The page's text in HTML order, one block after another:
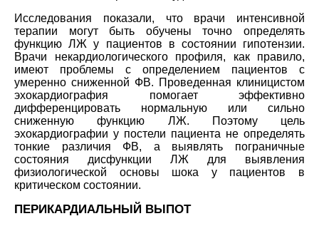
Исследования показали, что врачи интенсивной
терапии могут быть обучены точно определять
функцию ЛЖ у пациентов в состоянии гипотензии.
Врачи некардиологического профиля, как правило,
имеют проблемы с определением пациентов с
умеренно сниженной ФВ. Проведенная клиницистом
эхокардиография помогает эффективно
дифференцировать нормальную или сильно
сниженную функцию ЛЖ. Поэтому цель
эхокардиографии у постели пациента не определять
тонкие различия ФВ, а выявлять пограничные
состояния дисфункции ЛЖ для выявления
физиологической основы шока у пациентов в
критическом состоянии.
ПЕРИКАРДИАЛЬНЫЙ ВЫПОТ